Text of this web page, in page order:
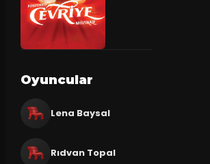
Oyuncular
Lena Baysal
Rıdvan Topal